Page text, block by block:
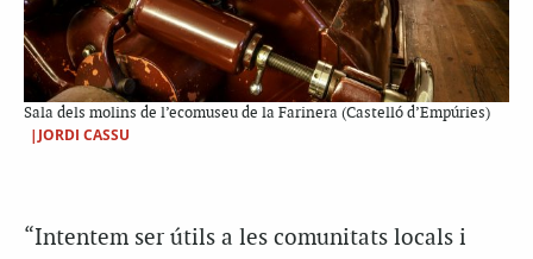
Sala dels molins de l’ecomuseu de la Farinera (Castelló d’Empúries)
|JORDI CASSU
“Intentem ser útils a les comunitats locals i